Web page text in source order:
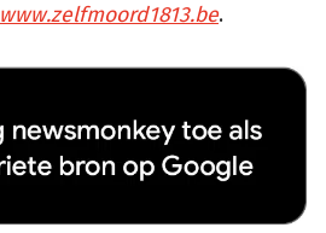
www.zelfmoord1813.be.